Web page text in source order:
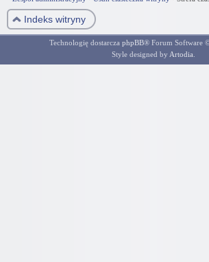
Indeks witryny
Technologię dostarczaphpBB® Forum Software
Style designed by Artodia